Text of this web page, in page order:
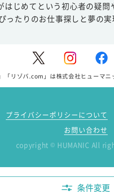
じめてという初心者の疑
たりのお仕事探しと夢の実
「リゾバ.com」は株式会社ヒューマニ
プライバシーポリシーについて
お問い合わせ
copyright © HUMANIC All
条件変更